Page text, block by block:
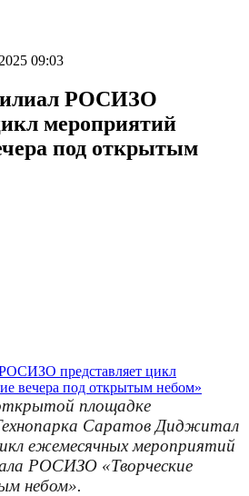
09:03
РОСИЗО
мероприятий
под открытым
площадке
Саратов Диджитал
ежемесячных мероприятий
РОСИЗО «Творческие
небом».